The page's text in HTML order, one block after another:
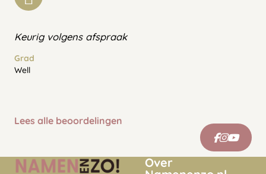
Keurig volgens afspraak
Grad
Well
Lees alle beoordelingen
Over